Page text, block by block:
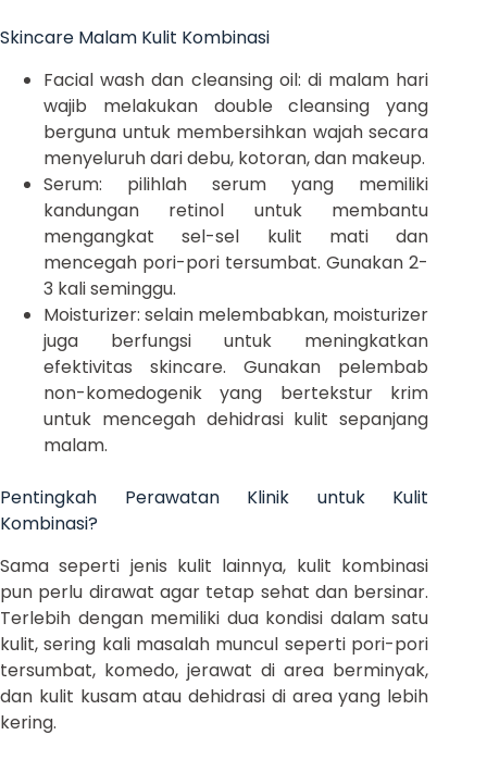
Skincare Malam Kulit Kombinasi
Facial wash dan cleansing oil: di malam hari
wajib melakukan double cleansing yang
berguna untuk membersihkan wajah secara
menyeluruh dari debu, kotoran, dan makeup.
Serum: pilihlah serum yang memiliki
kandungan retinol untuk membantu
mengangkat sel-sel kulit mati dan
mencegah pori-pori tersumbat. Gunakan 2-
3 kali seminggu.
Moisturizer: selain melembabkan, moisturizer
juga berfungsi untuk meningkatkan
efektivitas skincare. Gunakan pelembab
non-komedogenik yang bertekstur krim
untuk mencegah dehidrasi kulit sepanjang
malam.
Pentingkah Perawatan Klinik untuk Kulit
Kombinasi?
Sama seperti jenis kulit lainnya, kulit kombinasi
pun perlu dirawat agar tetap sehat dan bersinar.
Terlebih dengan memiliki dua kondisi dalam satu
kulit, sering kali masalah muncul seperti pori-pori
tersumbat, komedo, jerawat di area berminyak,
dan kulit kusam atau dehidrasi di area yang lebih
kering.